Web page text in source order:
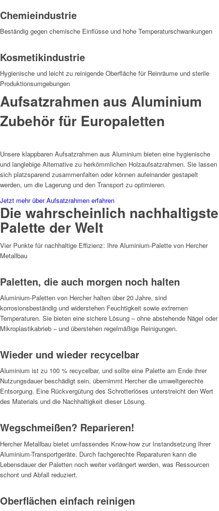
Chemieindustrie
Beständig gegen chemische Einflüsse und hohe Temperaturschwankungen
Kosmetikindustrie
Hygienische und leicht zu reinigende Oberfläche für Reinräume und sterile
Produktionsumgebungen
Aufsatzrahmen aus Aluminium
Zubehör für Europaletten
Unsere klappbaren Aufsatzrahmen aus Aluminium bieten eine hygienische
und langlebige Alternative zu herkömmlichen Holzaufsatzrahmen. Sie lassen
sich platzsparend zusammenfalten oder können aufeinander gestapelt
werden, um die Lagerung und den Transport zu optimieren.
Jetzt mehr über Aufsatzrahmen erfahren
Die wahrscheinlich nachhaltigste
Palette der Welt
Vier Punkte für nachhaltige Effizienz: Ihre Aluminium-Palette von Hercher
Metallbau
Paletten, die auch morgen noch halten
Aluminium-Paletten von Hercher halten über 20 Jahre, sind
korrosionsbeständig und widerstehen Feuchtigkeit sowie extremen
Temperaturen. Sie bieten eine sichere Lösung – ohne abstehende Nägel oder
Mikroplastikabrieb – und überstehen regelmäßige Reinigungen.
Wieder und wieder recycelbar
Aluminium ist zu 100 % recycelbar, und sollte eine Palette am Ende ihrer
Nutzungsdauer beschädigt sein, übernimmt Hercher die umweltgerechte
Entsorgung. Eine Rückvergütung des Schrotterlöses unterstreicht den Wert
des Materials und die Nachhaltigkeit dieser Lösung.
Wegschmeißen? Reparieren!
Hercher Metallbau bietet umfassendes Know-how zur Instandsetzung Ihrer
Aluminium-Transportgeräte. Durch fachgerechte Reparaturen kann die
Lebensdauer der Paletten noch weiter verlängert werden, was Ressourcen
schont und Abfall reduziert.
Oberflächen einfach reinigen